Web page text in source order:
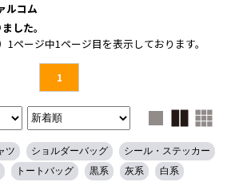
ルコム
した。
1ページ中1ページ目を表示しております。
1
ツ ショルダーバッグ
シール・ステッカー
トートバッグ 黒系 灰系
白系